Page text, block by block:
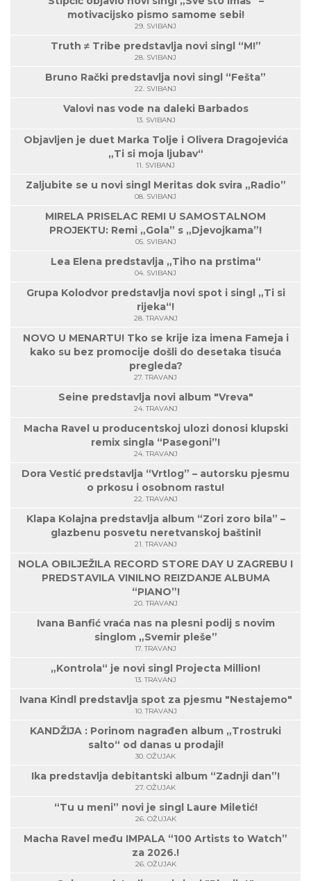
motivacijsko pismo samome sebi!
29. SVIBANJ
Truth ≠ Tribe predstavlja novi singl “M!”
28. SVIBANJ
Bruno Rački predstavlja novi singl “Fešta”
22. SVIBANJ
Valovi nas vode na daleki Barbados
13. SVIBANJ
Objavljen je duet Marka Tolje i Olivera Dragojevića
„Ti si moja ljubav“
11. SVIBANJ
Zaljubite se u novi singl Meritas dok svira „Radio”
08. SVIBANJ
MIRELA PRISELAC REMI U SAMOSTALNOM
PROJEKTU: Remi „Gola” s „Djevojkama”!
05. SVIBANJ
Lea Elena predstavlja „Tiho na prstima“
04. SVIBANJ
Grupa Kolodvor predstavlja novi spot i singl „Ti si
rijeka“!
28. TRAVANJ
NOVO U MENARTU! Tko se krije iza imena Fameja i
kako su bez promocije došli do desetaka tisuća
pregleda?
27. TRAVANJ
Seine predstavlja novi album "Vreva"
24. TRAVANJ
Macha Ravel u producentskoj ulozi donosi klupski
remix singla “Pasegoni”!
24. TRAVANJ
Dora Vestić predstavlja “Vrtlog” – autorsku pjesmu
o prkosu i osobnom rastu!
22. TRAVANJ
Klapa Kolajna predstavlja album “Zori zoro bila” –
glazbenu posvetu neretvanskoj baštini!
21. TRAVANJ
NOLA OBILJEŽILA RECORD STORE DAY U ZAGREBU I
PREDSTAVILA VINILNO REIZDANJE ALBUMA
“PIANO”!
20. TRAVANJ
Ivana Banfić vraća nas na plesni podij s novim
singlom „Svemir pleše”
17. TRAVANJ
„Kontrola“ je novi singl Projecta Million!
13. TRAVANJ
Ivana Kindl predstavlja spot za pjesmu "Nestajemo"
10. TRAVANJ
KANDŽIJA : Porinom nagrađen album „Trostruki
salto“ od danas u prodaji!
30. OŽUJAK
Ika predstavlja debitantski album “Zadnji dan”!
27. OŽUJAK
“Tu u meni” novi je singl Laure Miletić!
26. OŽUJAK
Macha Ravel među IMPALA “100 Artists to Watch”
za 2026.!
26. OŽUJAK